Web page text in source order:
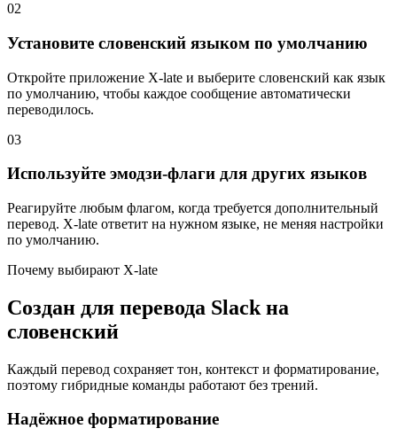
02
Установите словенский языком по умолчанию
Откройте приложение X-late и выберите словенский как язык
по умолчанию, чтобы каждое сообщение автоматически
переводилось.
03
Используйте эмодзи-флаги для других языков
Реагируйте любым флагом, когда требуется дополнительный
перевод. X-late ответит на нужном языке, не меняя настройки
по умолчанию.
Почему выбирают X-late
Создан для перевода Slack на
словенский
Каждый перевод сохраняет тон, контекст и форматирование,
поэтому гибридные команды работают без трений.
Надёжное форматирование